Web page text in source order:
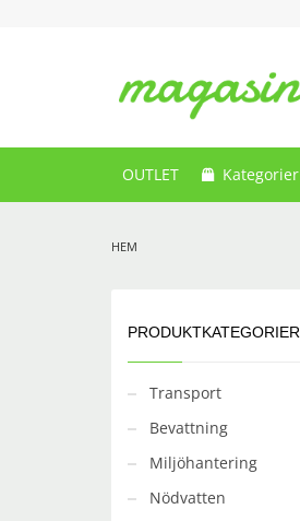
OUTLET Kategorier
HEM
PRODUKTKATEGORIER
Transport
Bevattning
Miljöhantering
Nödvatten